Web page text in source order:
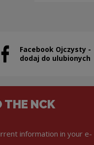
Facebook Ojczysty -
dodaj do ulubionych
Note, the link will open in
THE NCK
information in your e-